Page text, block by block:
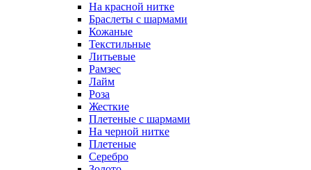
На красной нитке
Браслеты с шармами
Кожаные
Текстильные
Литьевые
Рамзес
Лайм
Роза
Жесткие
Плетеные с шармами
На черной нитке
Плетеные
Серебро